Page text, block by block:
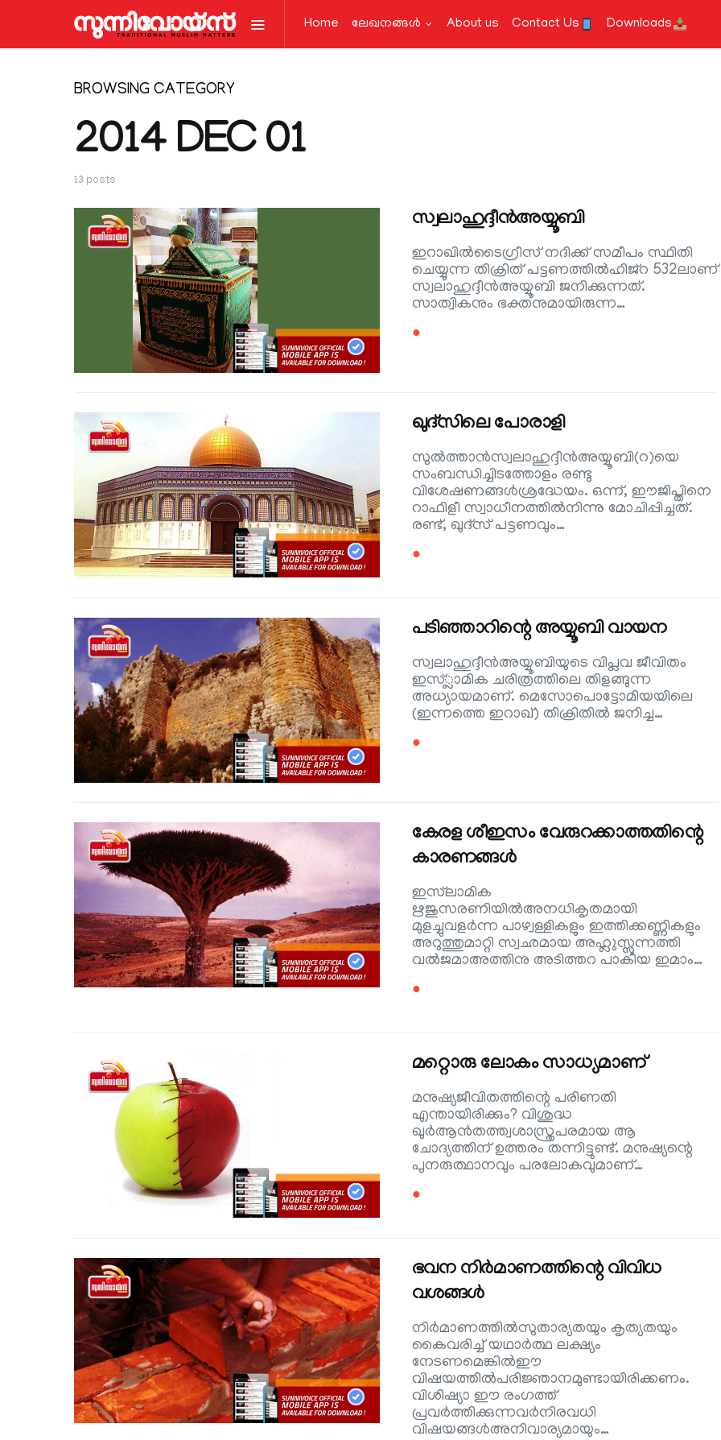
Home ലേഖനങ്ങള്‍ About us Contact Us Downloads
BROWSING CATEGORY
2014 DEC 01
13 posts
സ്വലാഹുദ്ദീന്‍അയ്യൂബി
ഇറാഖില്‍ടൈഗ്രീസ് നദിക്ക് സമീപം സ്ഥിതി
ചെയ്യുന്ന തിക്രിത് പട്ടണത്തില്‍ഹിജ്റ 532ലാണ്
സ്വലാഹുദ്ദീന്‍അയ്യൂബി ജനിക്കുന്നത്.
സാത്വികനും ഭക്തനുമായിരുന്ന…
●
ഖുദ്സിലെ പോരാളി
സുല്‍ത്താന്‍സ്വലാഹുദ്ദീന്‍അയ്യൂബി(റ)യെ
സംബന്ധിച്ചിടത്തോളം രണ്ടു
വിശേഷണങ്ങള്‍ശ്രദ്ധേയം. ഒന്ന്, ഈജിപ്തിനെ
റാഫിളീ സ്വാധീനത്തില്‍നിന്നു മോചിപ്പിച്ചത്.
രണ്ട്, ഖുദ്സ് പട്ടണവും…
●
പടിഞ്ഞാറിന്റെ അയ്യൂബി വായന
സ്വലാഹുദ്ദീന്‍അയ്യൂബിയുടെ വിപ്ലവ ജീവിതം
ഇസ്്ലാമിക ചരിത്രത്തിലെ തിളങ്ങുന്ന
അധ്യായമാണ്. മെസോപൊട്ടോമിയയിലെ
(ഇന്നത്തെ ഇറാഖ്) തിക്രിതില്‍ ജനിച്ച…
●
കേരള ശീഇസം വേരുറക്കാത്തതിന്റെ
കാരണങ്ങള്‍
ഇസ്‌ലാമിക
ഋജുസരണിയില്‍അനധികൃതമായി
മുളച്ചുവളര്‍ന്ന പാഴ്വള്ളികളും ഇത്തിക്കണ്ണികളും
അറുത്തുമാറ്റി സ്വഛമായ അഹ്ലുസ്സുന്നത്തി
വല്‍ജമാഅത്തിനു അടിത്തറ പാകിയ ഇമാം…
●
മറ്റൊരു ലോകം സാധ്യമാണ്
മനുഷ്യജീവിതത്തിന്റെ പരിണതി
എന്തായിരിക്കും? വിശുദ്ധ
ഖുര്‍ആന്‍തത്ത്വശാസ്ത്രപരമായ ആ
ചോദ്യത്തിന് ഉത്തരം തന്നിട്ടുണ്ട്. മനുഷ്യന്റെ
പുനരുത്ഥാനവും പരലോകവുമാണ്…
●
ഭവന നിര്‍മാണത്തിന്റെ വിവിധ
വശങ്ങള്‍
നിര്‍മാണത്തില്‍സുതാര്യതയും കൃത്യതയും
കൈവരിച്ച് യഥാര്‍ത്ഥ ലക്ഷ്യം
നേടണമെങ്കില്‍ഈ
വിഷയത്തില്‍പരിജ്ഞാനമുണ്ടായിരിക്കണം.
വിശിഷ്യാ ഈ രംഗത്ത്
പ്രവര്‍ത്തിക്കുന്നവര്‍നിരവധി
വിഷയങ്ങള്‍അനിവാര്യമായും…